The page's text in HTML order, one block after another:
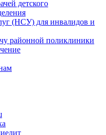
детского
(НСУ) для инвалидов и
районной поликлиники